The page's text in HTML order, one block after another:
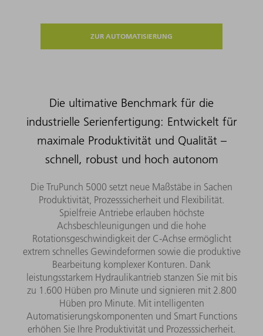
ZUR AUTOMATISIERUNG
Die ultimative Benchmark für die
industrielle Serienfertigung: Entwickelt für
maximale Produktivität und Qualität –
schnell, robust und hoch autonom
Die TruPunch 5000 setzt neue Maßstäbe in Sachen
Produktivität, Prozesssicherheit und Flexibilität.
Spielfreie Antriebe erlauben höchste
Achsbeschleunigungen und die hohe
Rotationsgeschwindigkeit der C-Achse ermöglicht
extrem schnelles Gewindeformen sowie die produktive
Bearbeitung komplexer Konturen. Dank
leistungsstarkem Hydraulikantrieb stanzen Sie mit bis
zu 1.600 Hüben pro Minute und signieren mit 2.800
Hüben pro Minute. Mit intelligenten
Automatisierungskomponenten und Smart Functions
erhöhen Sie Ihre Produktivität und Prozesssicherheit.